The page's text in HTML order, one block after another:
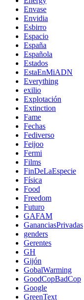
Envase
Envidia
Esbirro
Espacio
España
Española
Estados
EstaEnMiADN
Everything
exilio
Explotación
Extinction
Fame
Fechas
Fediverso
Feijoo
Fermi
Films
FinDeLaEspecie
Física
Food
Freedom
Futuro
GAFAM
GananciasPrivadas
genders
Gerentes
GH
Gijón
GobalWarming
GoodCopBadCop
Google
GreenText